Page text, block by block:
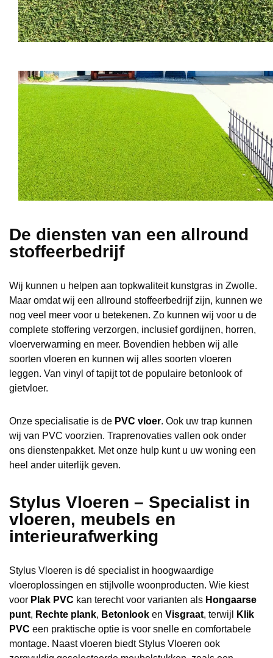
De diensten van een allround
stoffeerbedrijf
Wij kunnen u helpen aan topkwaliteit kunstgras in Zwolle.
Maar omdat wij een allround stoffeerbedrijf zijn, kunnen we
nog veel meer voor u betekenen. Zo kunnen wij voor u de
complete stoffering verzorgen, inclusief gordijnen, horren,
vloerverwarming en meer. Bovendien hebben wij alle
soorten vloeren en kunnen wij alles soorten vloeren
leggen. Van vinyl of tapijt tot de populaire betonlook of
gietvloer.
Onze specialisatie is de PVC vloer. Ook uw trap kunnen
wij van PVC voorzien. Traprenovaties vallen ook onder
ons dienstenpakket. Met onze hulp kunt u uw woning een
heel ander uiterlijk geven.
Stylus Vloeren – Specialist in
vloeren, meubels en
interieurafwerking
Stylus Vloeren is dé specialist in hoogwaardige
vloeroplossingen en stijlvolle woonproducten. Wie kiest
voor Plak PVC kan terecht voor varianten als Hongaarse
punt, Rechte plank, Betonlook en Visgraat, terwijl
Klik
PVC een praktische optie is voor snelle en comfortabele
montage. Naast vloeren biedt Stylus Vloeren ook